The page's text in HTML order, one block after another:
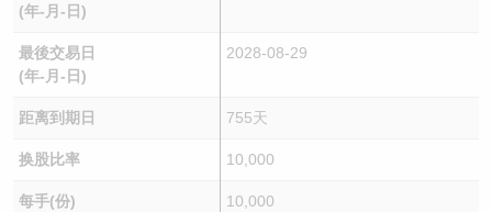
(年-月-日)
最後交易日
(年-月-日)
2028-08-29
距离到期日 755天
换股比率 10,000
每手(份) 10,000